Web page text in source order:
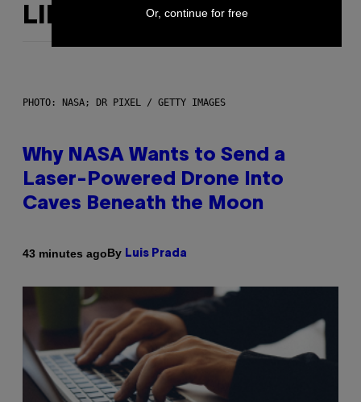
LIKE THIS
PHOTO: NASA; DR PIXEL / GETTY IMAGES
Why NASA Wants to Send a
Laser-Powered Drone Into
Caves Beneath the Moon
43 minutes agoBy Luis Prada
Or, continue for free